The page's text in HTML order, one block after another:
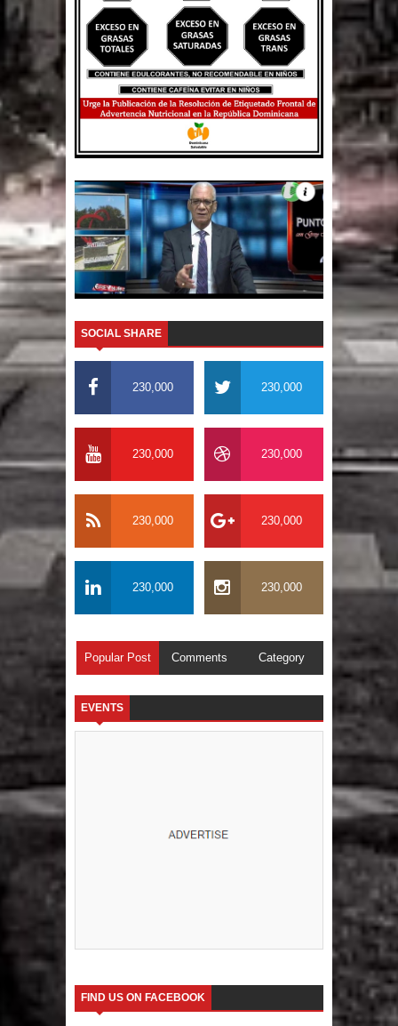
SOCIAL SHARE
230,000 230,000
230,000 230,000
230,000 230,000
230,000 230,000
Popular Post Comments Category
EVENTS
FIND US ON FACEBOOK